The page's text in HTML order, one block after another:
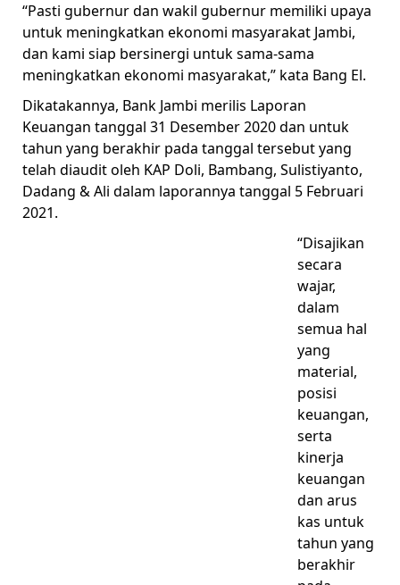
“Pasti gubernur dan wakil gubernur memiliki upaya
untuk meningkatkan ekonomi masyarakat Jambi,
dan kami siap bersinergi untuk sama-sama
meningkatkan ekonomi masyarakat,” kata Bang El.
Dikatakannya, Bank Jambi merilis Laporan
Keuangan tanggal 31 Desember 2020 dan untuk
tahun yang berakhir pada tanggal tersebut yang
telah diaudit oleh KAP Doli, Bambang, Sulistiyanto,
Dadang & Ali dalam laporannya tanggal 5 Februari
2021.
“Disajikan
secara
wajar,
dalam
semua hal
yang
material,
posisi
keuangan,
serta
kinerja
keuangan
dan arus
kas untuk
tahun yang
berakhir